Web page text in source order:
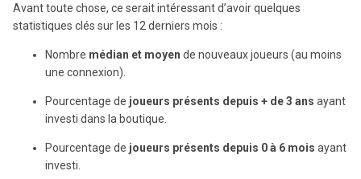
Avant toute chose, ce serait intéressant d’avoir quelques
statistiques clés sur les 12 derniers mois :
Nombre médian et moyen de nouveaux joueurs (au moins
une connexion).
Pourcentage de joueurs présents depuis + de 3 ans ayant
investi dans la boutique.
Pourcentage de joueurs présents depuis 0 à 6 mois ayant
investi.